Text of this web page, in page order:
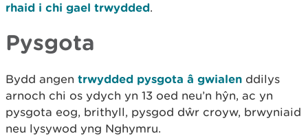
rhaid i chi gael trwydded.
Pysgota
Bydd angen trwydded pysgota â gwialen ddilys
arnoch chi os ydych yn 13 oed neu’n hŷn, ac yn
pysgota eog, brithyll, pysgod dŵr croyw, brwyniaid
neu lysywod yng Nghymru.